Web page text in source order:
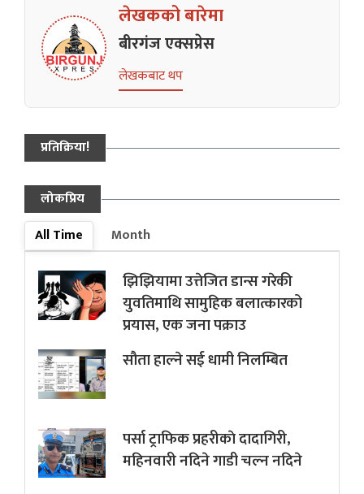
लेखकको बारेमा
बीरगंज एक्सप्रेस
लेखकबाट थप
प्रतिक्रिया!
लोकप्रिय
All Time
Month
झिझियामा उत्तेजित डान्स गरेकी
युवतिमाथि सामुहिक बलात्कारको
प्रयास, एक जना पक्राउ
सौता हाल्ने सई धामी निलम्बित
पर्सा ट्राफिक प्रहरीकाे दादागिरी,
महिनवारी नदिने गाडी चल्न नदिने